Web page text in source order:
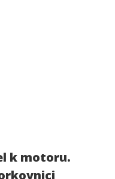
k motoru.